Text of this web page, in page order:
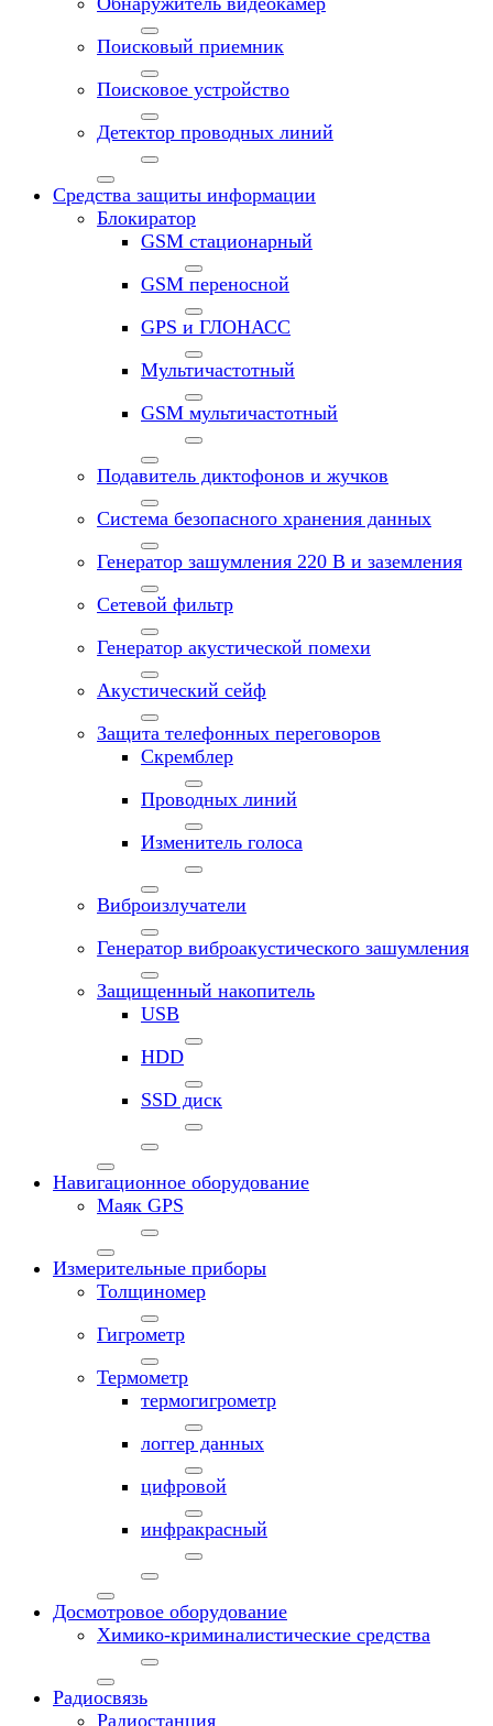
Поисковый приемник
Поисковое устройство
Детектор проводных линий
Средства защиты информации
Блокиратор
GSM стационарный
GSM переносной
GPS и ГЛОНАСС
Мультичастотный
GSM мультичастотный
Подавитель диктофонов и жучков
Система безопасного хранения данных
Генератор зашумления 220 В и заземления
Сетевой фильтр
Генератор акустической помехи
Акустический сейф
Защита телефонных переговоров
Скремблер
Проводных линий
Изменитель голоса
Виброизлучатели
Генератор виброакустического зашумления
Защищенный накопитель
USB
HDD
SSD диск
Навигационное оборудование
Маяк GPS
Измерительные приборы
Толщиномер
Гигрометр
Термометр
термогигрометр
логгер данных
цифровой
инфракрасный
Досмотровое оборудование
Химико-криминалистические средства
Радиосвязь
Радиостанция